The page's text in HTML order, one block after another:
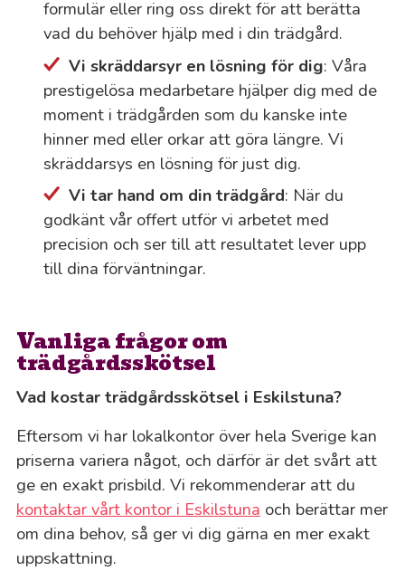
formulär eller ring oss direkt för att berätta
vad du behöver hjälp med i din trädgård.
Vi skräddarsyr en lösning för dig: Våra
prestigelösa medarbetare hjälper dig med de
moment i trädgården som du kanske inte
hinner med eller orkar att göra längre. Vi
skräddarsys en lösning för just dig.
Vi tar hand om din trädgård: När du
godkänt vår offert utför vi arbetet med
precision och ser till att resultatet lever upp
till dina förväntningar.
Vanliga frågor om
trädgårdsskötsel
Vad kostar trädgårdsskötsel i Eskilstuna?
Eftersom vi har lokalkontor över hela Sverige kan
priserna variera något, och därför är det svårt att
ge en exakt prisbild. Vi rekommenderar att du
kontaktar vårt kontor i Eskilstuna och berättar mer
om dina behov, så ger vi dig gärna en mer exakt
uppskattning.